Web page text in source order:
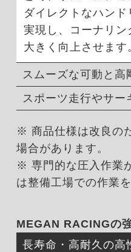
ダイレクトなハン
実現し、コーナリン
大きく向上させます
スムーズな可動と高
スポーツ走行やサー
※ 商品仕様は改良の
場合があります。
※ 専門的な圧入作業
は整備工場での作業
MEGAN RACINGの
長寿命・高耐久の高